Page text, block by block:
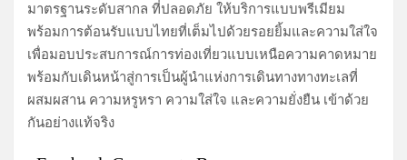
มาตรฐานระดับสากล ที่ปลอดภัย ให้บริการแบบพรีเมียม
พร้อมการต้อนรับแบบไทยที่เต็มไปด้วยรอยยิ้มและความใส่ใจ
เพื่อมอบประสบการณ์การท่องเที่ยวแบบเหนือความคาดหมาย
พร้อมกับเดินหน้าสู่การเป็นผู้นำแห่งการเดินทางทางทะเลที่
ผสมผสาน ความหรูหรา ความใส่ใจ และความยั่งยืน เข้าด้วย
กันอย่างแท้จริง